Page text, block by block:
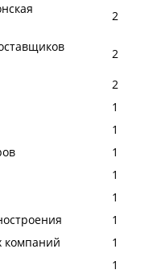
2
2
2
1
1
1
1
1
1
компаний
1
1